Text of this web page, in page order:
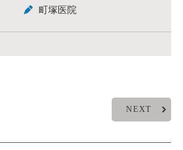
町塚医院
NEXT